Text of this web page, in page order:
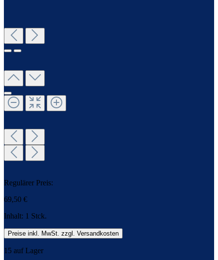
Regulärer Preis:
69,50 €
Inhalt: 1 Stck.
Preise inkl. MwSt. zzgl. Versandkosten
15 auf Lager